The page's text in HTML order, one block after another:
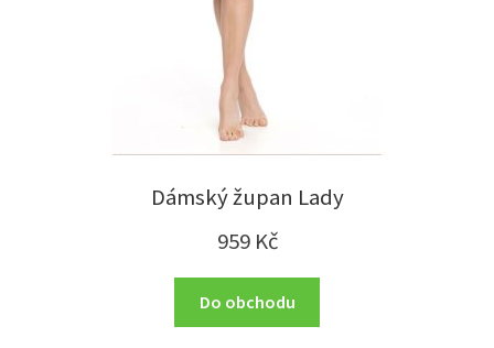
Dámský župan Lady
959 Kč
Do obchodu